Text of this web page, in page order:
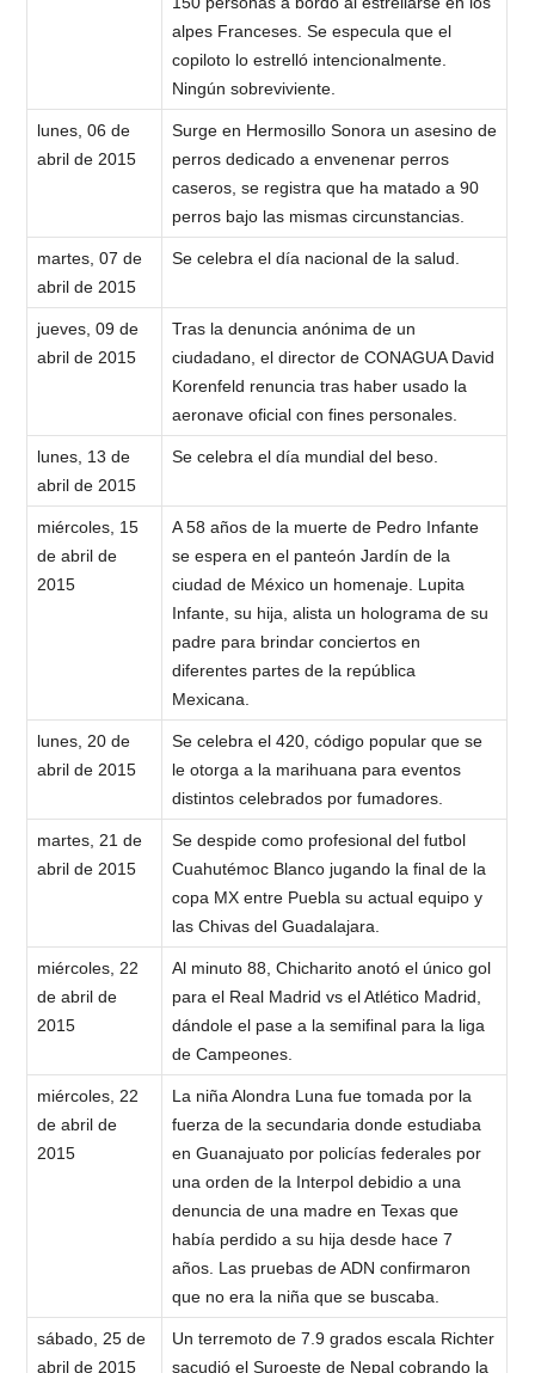
alpes Franceses. Se especula que el
copiloto lo estrelló intencionalmente.
Ningún sobreviviente.
lunes, 06 de
abril de 2015
Surge en Hermosillo Sonora un asesino de
perros dedicado a envenenar perros
caseros, se registra que ha matado a 90
perros bajo las mismas circunstancias.
martes, 07 de
abril de 2015
Se celebra el día nacional de la salud.
jueves, 09 de
abril de 2015
Tras la denuncia anónima de un
ciudadano, el director de CONAGUA David
Korenfeld renuncia tras haber usado la
aeronave oficial con fines personales.
lunes, 13 de
abril de 2015
Se celebra el día mundial del beso.
miércoles, 15
de abril de
2015
A 58 años de la muerte de Pedro Infante
se espera en el panteón Jardín de la
ciudad de México un homenaje. Lupita
Infante, su hija, alista un holograma de su
padre para brindar conciertos en
diferentes partes de la república
Mexicana.
lunes, 20 de
abril de 2015
Se celebra el 420, código popular que se
le otorga a la marihuana para eventos
distintos celebrados por fumadores.
martes, 21 de
abril de 2015
Se despide como profesional del futbol
Cuahutémoc Blanco jugando la final de la
copa MX entre Puebla su actual equipo y
las Chivas del Guadalajara.
miércoles, 22
de abril de
2015
Al minuto 88, Chicharito anotó el único gol
para el Real Madrid vs el Atlético Madrid,
dándole el pase a la semifinal para la liga
de Campeones.
miércoles, 22
de abril de
2015
La niña Alondra Luna fue tomada por la
fuerza de la secundaria donde estudiaba
en Guanajuato por policías federales por
una orden de la Interpol debidio a una
denuncia de una madre en Texas que
había perdido a su hija desde hace 7
años. Las pruebas de ADN confirmaron
que no era la niña que se buscaba.
sábado, 25 de
abril de 2015
Un terremoto de 7.9 grados escala Richter
sacudió el Suroeste de Nepal cobrando la